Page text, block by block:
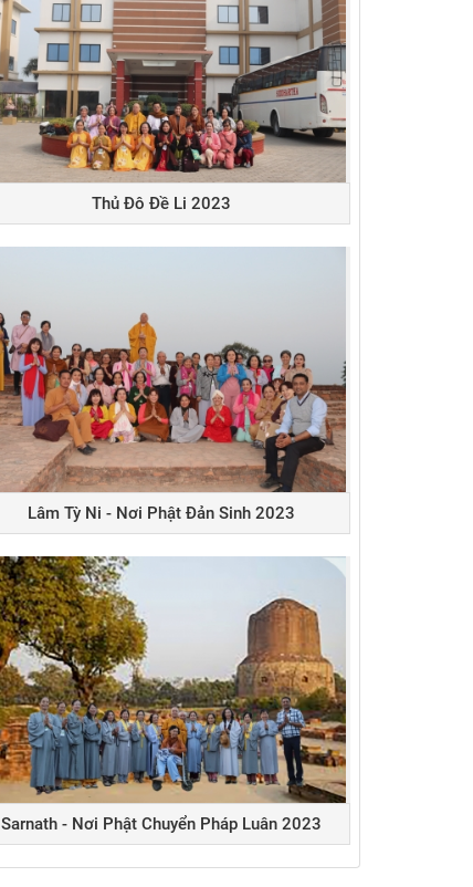
Thủ Đô Đề Li 2023
Lâm Tỳ Ni - Nơi Phật Đản Sinh 2023
Sarnath - Nơi Phật Chuyển Pháp Luân 2023